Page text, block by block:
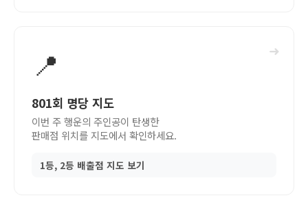
➜
📍
801회 명당 지도
이번 주 행운의 주인공이 탄생한
판매점 위치를 지도에서 확인하세요.
1등, 2등 배출점 지도 보기